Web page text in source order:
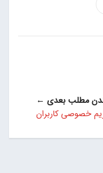
مطلب بعدی ←
خصوصی کاربران